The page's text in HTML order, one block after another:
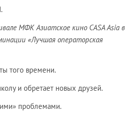
МФК Азиатское кино CASA Asia в
«Лучшая операторская
того времени.
и обретает новых друзей.
проблемами.